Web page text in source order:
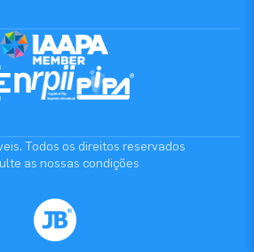
Todos os direitos reservados
as nossas condições